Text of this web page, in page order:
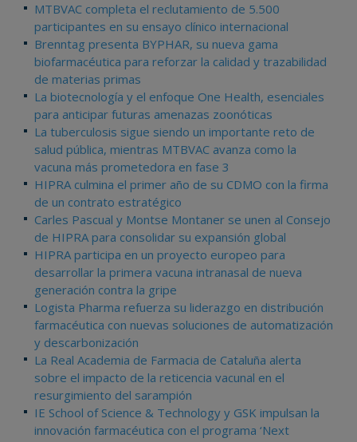
MTBVAC completa el reclutamiento de 5.500
participantes en su ensayo clínico internacional
Brenntag presenta BYPHAR, su nueva gama
biofarmacéutica para reforzar la calidad y trazabilidad
de materias primas
La biotecnología y el enfoque One Health, esenciales
para anticipar futuras amenazas zoonóticas
La tuberculosis sigue siendo un importante reto de
salud pública, mientras MTBVAC avanza como la
vacuna más prometedora en fase 3
HIPRA culmina el primer año de su CDMO con la firma
de un contrato estratégico
Carles Pascual y Montse Montaner se unen al Consejo
de HIPRA para consolidar su expansión global
HIPRA participa en un proyecto europeo para
desarrollar la primera vacuna intranasal de nueva
generación contra la gripe
Logista Pharma refuerza su liderazgo en distribución
farmacéutica con nuevas soluciones de automatización
y descarbonización
La Real Academia de Farmacia de Cataluña alerta
sobre el impacto de la reticencia vacunal en el
resurgimiento del sarampión
IE School of Science & Technology y GSK impulsan la
innovación farmacéutica con el programa ‘Next